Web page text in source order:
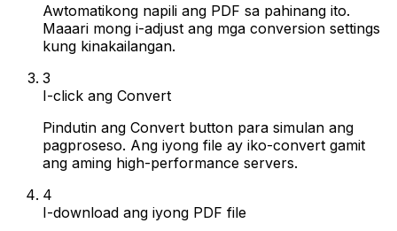
Awtomatikong napili ang PDF sa pahinang ito.
Maaari mong i-adjust ang mga conversion settings
kung kinakailangan.
3
I-click ang Convert
Pindutin ang Convert button para simulan ang
pagproseso. Ang iyong file ay iko-convert gamit
ang aming high-performance servers.
4
I-download ang iyong PDF file